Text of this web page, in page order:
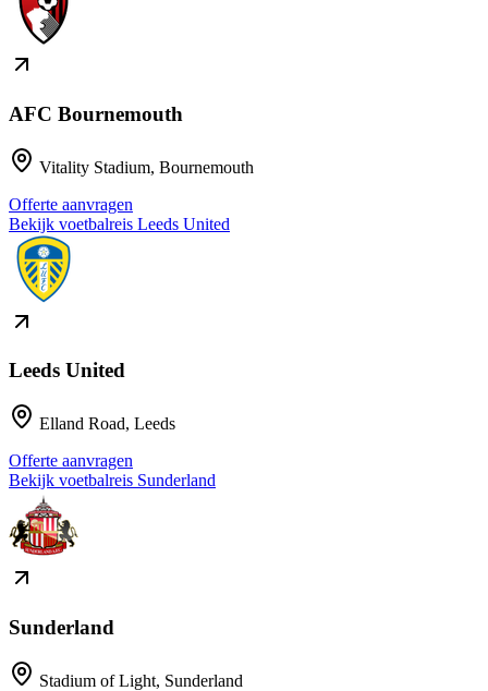
AFC Bournemouth
Vitality Stadium, Bournemouth
Offerte aanvragen
Bekijk voetbalreis Leeds United
Leeds United
Elland Road, Leeds
Offerte aanvragen
Bekijk voetbalreis Sunderland
Sunderland
Stadium of Light, Sunderland